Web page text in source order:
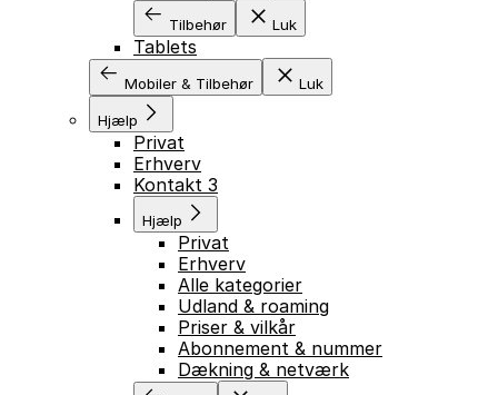
Tilbehør Luk
Tablets
Mobiler & Tilbehør Luk
Hjælp
Privat
Erhverv
Kontakt 3
Hjælp
Privat
Erhverv
Alle kategorier
Udland & roaming
Priser & vilkår
Abonnement & nummer
Dækning & netværk